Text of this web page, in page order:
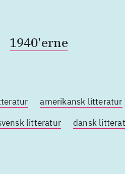
1940'erne
amerikansk litteratur
litteratur dansk